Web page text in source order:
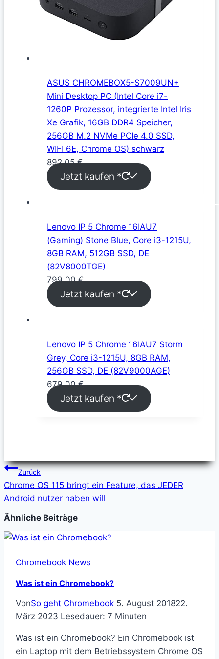
ASUS CHROMEBOX5-S7009UN+
Mini Desktop PC (Intel Core i7-
1260P Prozessor, integrierte Intel Iris
Xe Grafik, 16GB DDR4 Speicher,
256GB M.2 NVMe PCIe 4.0 SSD,
WIFI 6E, Chrome OS) schwarz
892,05€
Jetzt kaufen *
Lenovo IP 5 Chrome 16IAU7
(Gaming) Stone Blue, Core i3-1215U,
8GB RAM, 512GB SSD, DE
(82V8000TGE)
799,00€
Jetzt kaufen *
Lenovo IP 5 Chrome 16IAU7 Storm
Grey, Core i3-1215U, 8GB RAM,
256GB SSD, DE (82V9000AGE)
679,00€
Jetzt kaufen *
Beitragsnavigation
Zurück
Chrome OS 115 bringt ein Feature, das JEDER
Android nutzer haben will
Ähnliche Beiträge
Chromebook News
Was ist ein Chromebook?
VonSo geht Chromebook 5. August 201822.
März 2023 Lesedauer: 7 Minuten
Was ist ein Chromebook? Ein Chromebook ist
ein Laptop mit dem Betriebssystem Chrome OS